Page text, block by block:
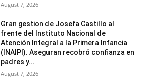
August 7, 2026
Gran gestion de Josefa Castillo al
frente del Instituto Nacional de
Atención Integral a la Primera Infancia
(INAIPI). Aseguran recobró confianza en
padres y...
August 7, 2026